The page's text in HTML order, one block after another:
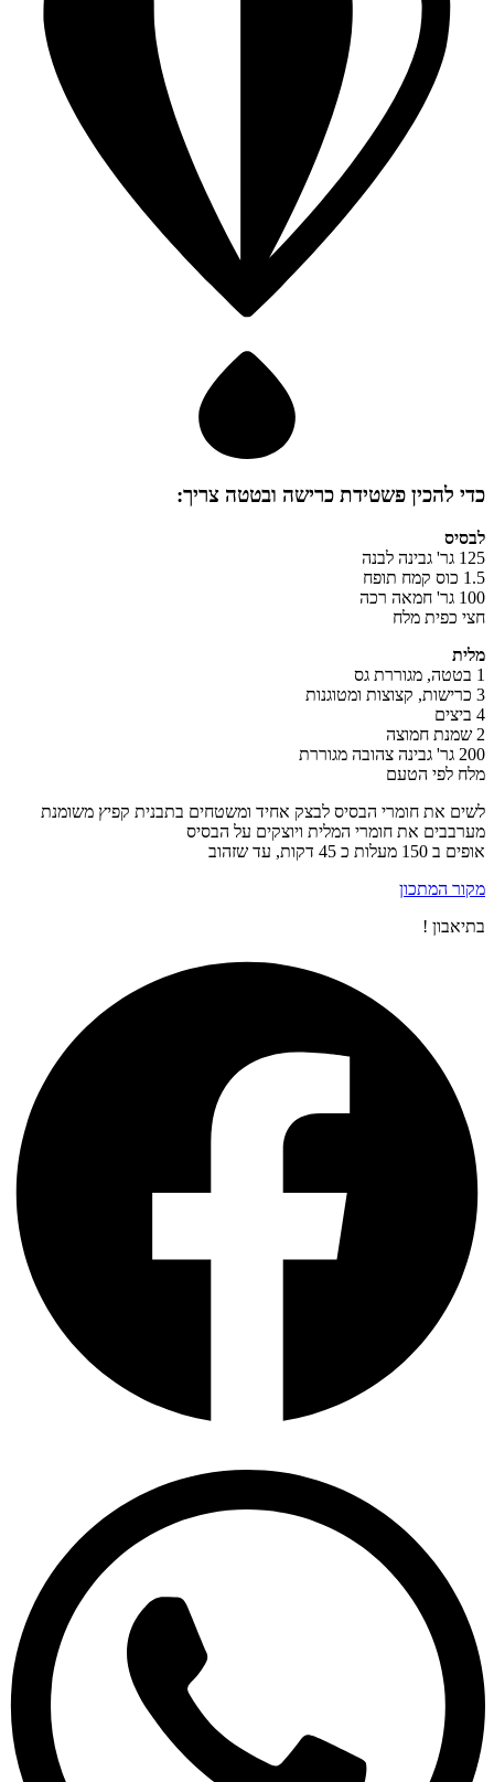
כדי להכין פשטידת כרישה ובטטה צריך:
לבסיס
125 גר' גבינה לבנה
1.5 כוס קמח תופח
100 גר' חמאה רכה
חצי כפית מלח
מלית
1 בטטה, מגוררת גס
3 כרישות, קצוצות ומטוגנות
4 ביצים
2 שמנת חמוצה
200 גר' גבינה צהובה מגוררת
מלח לפי הטעם
לשים את חומרי הבסיס לבצק אחיד ומשטחים בתבנית קפיץ משומנת
מערבבים את חומרי המלית ויוצקים על הבסיס
אופים ב 150 מעלות כ 45 דקות, עד שזהוב
מקור המתכון
בתיאבון !